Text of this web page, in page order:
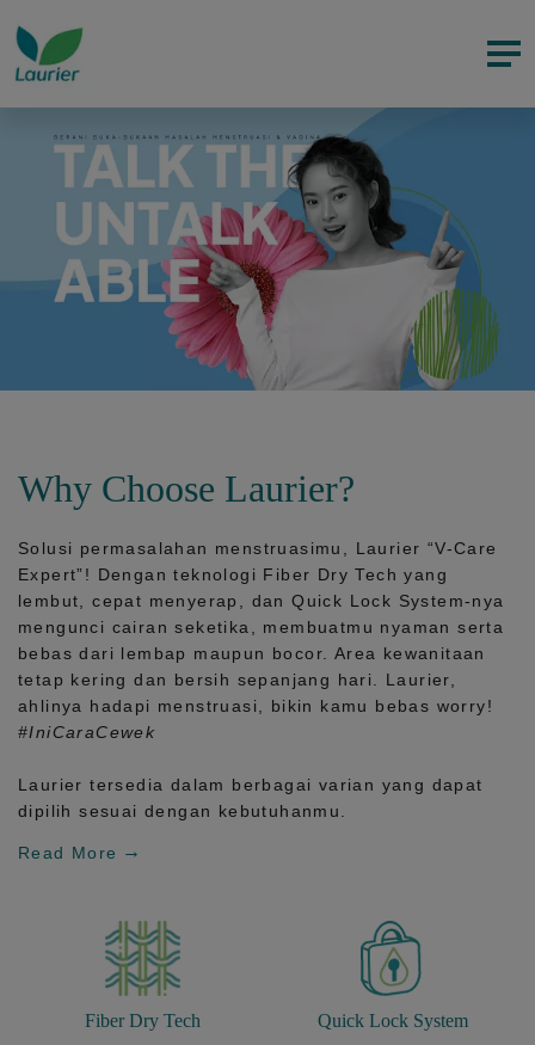
Why Choose Laurier?
Solusi permasalahan menstruasimu, Laurier “V-Care
Expert”! Dengan teknologi Fiber Dry Tech yang
lembut, cepat menyerap, danQuick Lock System-nya
mengunci cairan seketika, membuatmu nyaman serta
bebas dari lembap maupun bocor. Area kewanitaan
tetap kering dan bersih sepanjang hari.
Laurier,
ahlinya hadapi menstruasi, bikin kamu bebas worry!
#IniCaraCewek
Laurier tersedia dalam berbagai varian yang dapat
dipilih sesuai dengan kebutuhanmu.
Read More
Fiber Dry Tech Quick Lock System